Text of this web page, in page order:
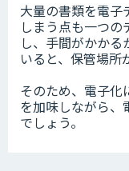
大量の書類を電子
しまう点も一つ
し、手間がかか
いると、保管場所
そのため、電子化
を加味しながら、
でしょう。